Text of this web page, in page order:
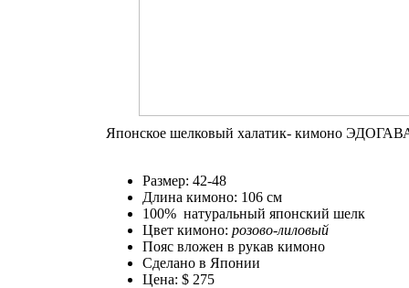
Японское шелковый халатик- кимоно
Размер: 42-48
Длина кимоно: 106 см
100% натуральный японский шелк
Цвет кимоно: розово-лиловый
Пояс вложен в рукав кимоно
Сделано в Японии
Цена: $ 275